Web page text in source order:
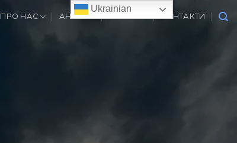
ПРО НАС АНОНСИ ВАКАНСІЇ КОНТАКТИ
Ukrainian